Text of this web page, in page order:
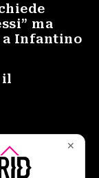
ma
a Infantino
il
✕